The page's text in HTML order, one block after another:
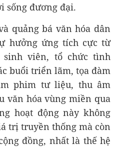
sống đương đại.
quảng bá văn hóa dân
hưởng ứng tích cực từ
viên, tổ chức tình
buổi triển lãm, tọa đàm
phim tư liệu, thu âm
văn hóa vùng miền qua
hoạt động này không
trị truyền thống mà còn
đồng, nhất là thế hệ